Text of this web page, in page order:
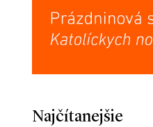
Najčítanejšie